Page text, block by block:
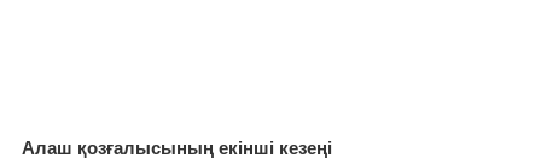
Алаш қозғалысының екінші кезеңі